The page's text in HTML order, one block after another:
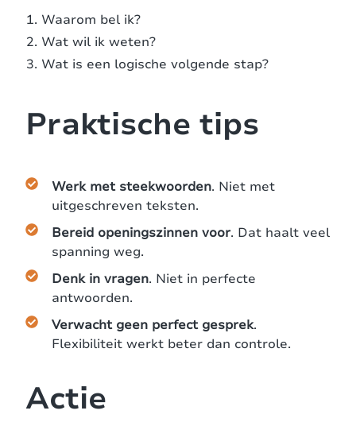
Waarom bel ik?
Wat wil ik weten?
Wat is een logische volgende stap?
Praktische tips
Werk met steekwoorden. Niet met
uitgeschreven teksten.
Bereid openingszinnen voor. Dat haalt veel
spanning weg.
Denk in vragen. Niet in perfecte
antwoorden.
Verwacht geen perfect gesprek.
Flexibiliteit werkt beter dan controle.
Actie